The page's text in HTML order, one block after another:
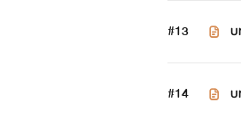
#13 บ
#14 บ